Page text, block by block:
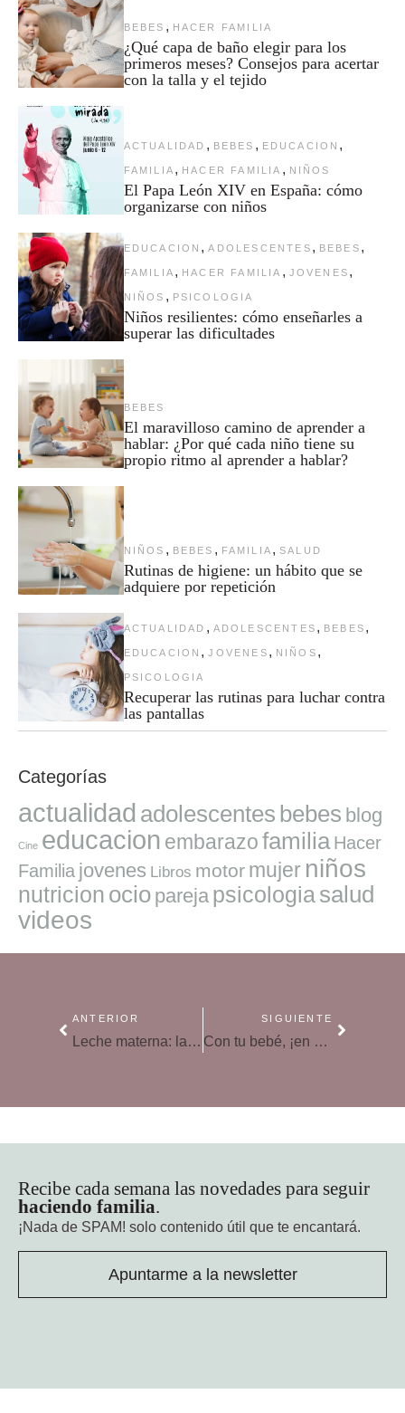
BEBES , HACER FAMILIA
¿Qué capa de baño elegir para los
primeros meses? Consejos para acertar
con la talla y el tejido
ACTUALIDAD , BEBES , EDUCACION ,
FAMILIA , HACER FAMILIA , NIÑOS
El Papa León XIV en España: cómo
organizarse con niños
EDUCACION , ADOLESCENTES , BEBES ,
FAMILIA , HACER FAMILIA , JOVENES ,
NIÑOS , PSICOLOGIA
Niños resilientes: cómo enseñarles a
superar las dificultades
BEBES
El maravilloso camino de aprender a
hablar: ¿Por qué cada niño tiene su
propio ritmo al aprender a hablar?
NIÑOS , BEBES , FAMILIA , SALUD
Rutinas de higiene: un hábito que se
adquiere por repetición
ACTUALIDAD , ADOLESCENTES , BEBES ,
EDUCACION , JOVENES , NIÑOS ,
PSICOLOGIA
Recuperar las rutinas para luchar contra
las pantallas
Categorías
actualidad adolescentes bebes blog
Cine educacion embarazofamilia Hacer
Familia jovenes Libros motor mujer niños
nutricion ocio pareja psicologiasalud
videos
ANTERIOR
Leche materna: las ventajas de amamantar a tu bebé
SIGUIENTE
Con tu bebé, ¡en guardia frente al calor!
Recibe cada semana las novedades para seguir
haciendo familia.
¡Nada de SPAM! solo contenido útil que te encantará.
Apuntarme a la newsletter